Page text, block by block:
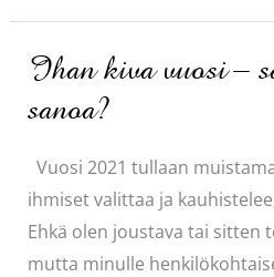
hilllitä
itseäni
Ihan kiva vuosi –
sanoa?
Vuosi 2021 tullaan
ihmiset valittaa ja
Ehkä olen joustava tai
mutta minulle